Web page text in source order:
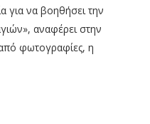
για να βοηθήσει την
αναφέρει στην
φωτογραφίες, η